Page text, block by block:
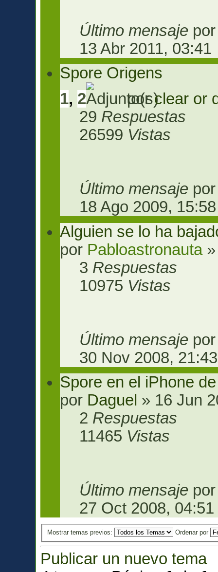
Último mensaje
13 Abr 2011, 03:41
Spore Origens
1, 2 porclear or
29 Respuestas
26599 Vistas
Último mensaje
18 Ago 2009, 15:58
Alguien se lo ha
por Pabloastronauta»
3 Respuestas
10975 Vistas
Último mensaje
30 Nov 2008, 21:43
Spore en el iPhone
por Daguel » 16 Jun
2 Respuestas
11465 Vistas
Último mensaje
27 Oct 2008, 04:51
Mostrar temas previos: Ordenar por
Publicar un nuevo tema